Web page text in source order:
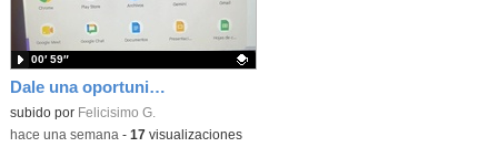
Dale una oportunidad a los Chromebooks y utiliza un proyector para realizar talleres si no tienes pantallas táctiles
Contenido educativo.
subido por Felicisimo G.
00′ 59″
-hace una semana - 17 visualizaciones